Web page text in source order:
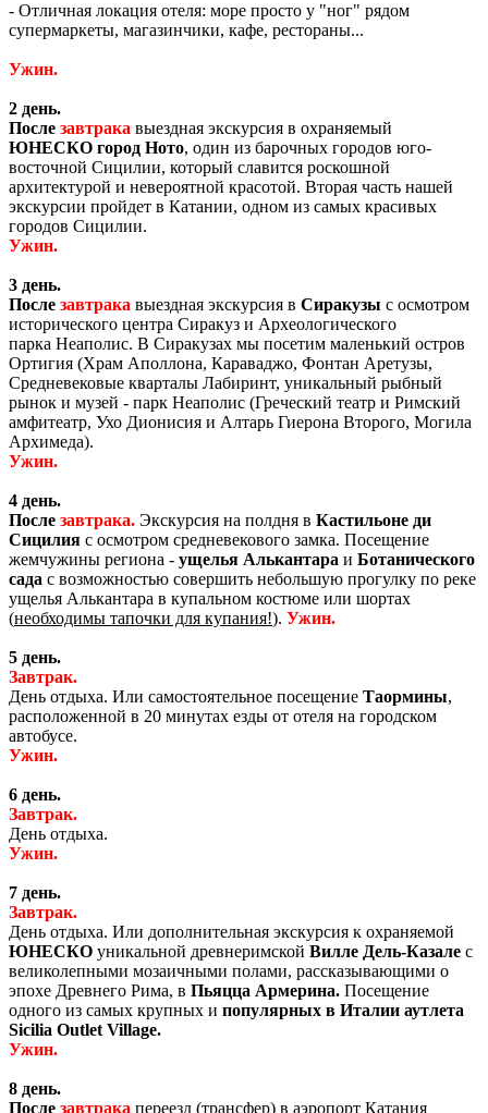
- Отличная локация отеля: море просто у "ног" рядом
cупермаркеты, магазинчики, кафе, рестораны...
Ужин.
2 день.
После завтрака выездная экскурсия в охраняемый
ЮНЕСКО город Ното, один из барочных городов юго-
восточной Сицилии, который славится роскошной
архитектурой и невероятной красотой. Вторая часть нашей
экскурсии пройдет в Катании, одном из самых красивых
городов Сицилии.
Ужин.
3 день.
После завтрака выездная экскурсия в Сиракузы с осмотром
исторического центра Сиракуз и Археологического
парка Неаполис. В Сиракузах мы посетим маленький остров
Ортигия (Храм Аполлона, Караваджо, Фонтан Аретузы,
Средневековые кварталы Лабиринт, уникальный рыбный
рынок и музей - парк Неаполис (Греческий театр и Римский
амфитеатр, Ухо Дионисия и Алтарь Гиерона Второго, Могила
Архимеда).
Ужин.
4 день.
После завтрака. Экскурсия на полдня в Кастильоне ди
Сицилия с осмотром средневекового замка. Посещение
жемчужины региона - ущелья Алькантара и Ботанического
сада с возможностью совершить небольшую прогулку по реке
ущелья Алькантара в купальном костюме или шортах
(необходимы тапочки для купания!). Ужин.
5 день.
Завтрак.
День отдыха. Или самостоятельное посещение Таормины,
расположенной в 20 минутах езды от отеля на городском
автобусе.
Ужин.
6 день.
Завтрак.
День отдыха.
Ужин.
7 день.
Завтрак.
День отдыха. Или дополнительная экскурсия к охраняемой
ЮНЕСКО уникальной древнеримской Вилле Дель-Казале с
великолепными мозаичными полами, рассказывающими о
эпохе Древнего Рима, в Пьяцца Армерина. Посещение
одного из самых крупных и популярных в Италии аутлета
Sicilia Outlet Village.
Ужин.
8 день.
После завтрака переезд (трансфер) в аэропорт Катания